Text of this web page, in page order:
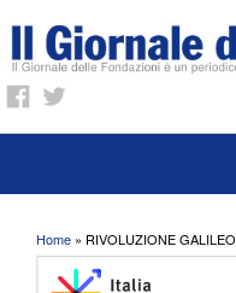
Tu sei qui
Home » RIVOLUZIONE GALILEO